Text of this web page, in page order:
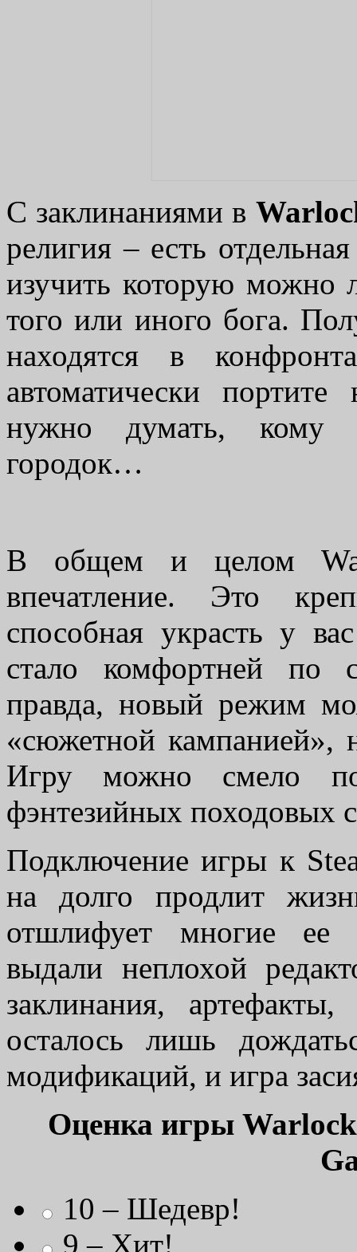
С заклинаниями в
религия – есть
изучить которую можно
того или иного бога.
находятся в
автоматически
нужно думать, кому
городок…
В общем и целом
впечатление. Это
способная украсть у
стало комфортней по
правда, новый режим
«сюжетной кампанией»,
Игру можно смело
фэнтезийных походовых
Подключение игры к
на долго продлит
отшлифует
многие ее
выдали неплохой
заклинания,
осталось лишь
модификаций, и игра
Оценка игры
10 – Шедевр!
9 – Хит!